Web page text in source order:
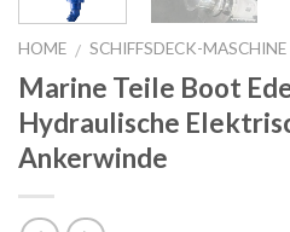
HOME / SCHIFFSDECK-MASCHINE
Marine Teile Boot
Hydraulische
Ankerwinde